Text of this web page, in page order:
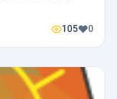
105 0